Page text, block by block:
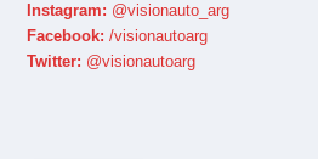
Instagram: @visionauto_arg
Facebook: /visionautoarg
Twitter: @visionautoarg